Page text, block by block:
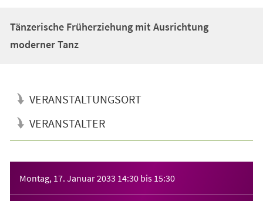
Tänzerische Früherziehung mit Ausrichtung
moderner Tanz
VERANSTALTUNGSORT
VERANSTALTER
Montag, 17. Januar 2033 14:30 bis 15:30